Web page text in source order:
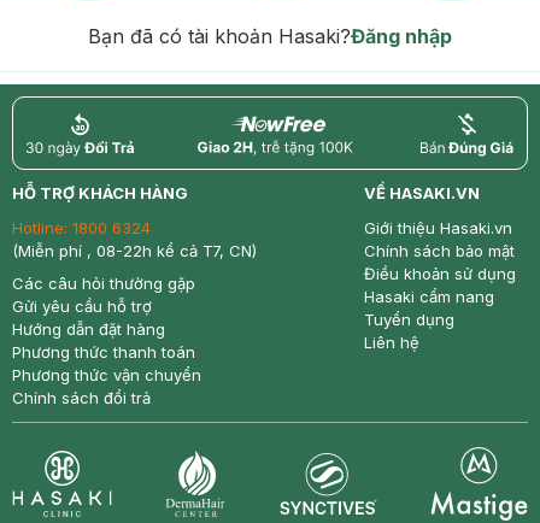
Bạn đã có tài khoản Hasaki?Đăng nhập
return nowfree price
HỖ TRỢ KHÁCH HÀNG
Hotline: 1800 6324
(Miễn phí , 08-22h kể cả T7, CN)
Các câu hỏi thường gặp
Gửi yêu cầu hỗ trợ
Hướng dẫn đặt hàng
Phương thức thanh toán
Phương thức vận chuyển
Chính sách đổi trả
VỀ HASAKI.VN
Giới thiệu Hasaki.vn
Chính sách bảo mật
Điều khoản sử dụng
Hasaki cẩm nang
Tuyển dụng
Liên hệ